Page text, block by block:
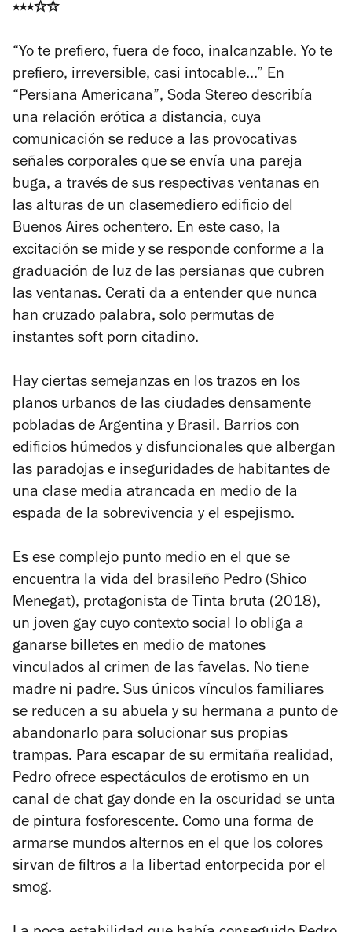
⭑⭑⭑✩✩
“Yo te prefiero, fuera de foco, inalcanzable. Yo te
prefiero, irreversible, casi intocable...” En
“Persiana Americana”, Soda Stereo describía
una relación erótica a distancia, cuya
comunicación se reduce a las provocativas
señales corporales que se envía una pareja
buga, a través de sus respectivas ventanas en
las alturas de un clasemediero edificio del
Buenos Aires ochentero. En este caso, la
excitación se mide y se responde conforme a la
graduación de luz de las persianas que cubren
las ventanas. Cerati da a entender que nunca
han cruzado palabra, solo permutas de
instantes soft porn citadino.
Hay ciertas semejanzas en los trazos en los
planos urbanos de las ciudades densamente
pobladas de Argentina y Brasil. Barrios con
edificios húmedos y disfuncionales que albergan
las paradojas e inseguridades de habitantes de
una clase media atrancada en medio de la
espada de la sobrevivencia y el espejismo.
Es ese complejo punto medio en el que se
encuentra la vida del brasileño Pedro (Shico
Menegat), protagonista de Tinta bruta (2018),
un joven gay cuyo contexto social lo obliga a
ganarse billetes en medio de matones
vinculados al crimen de las favelas. No tiene
madre ni padre. Sus únicos vínculos familiares
se reducen a su abuela y su hermana a punto de
abandonarlo para solucionar sus propias
trampas. Para escapar de su ermitaña realidad,
Pedro ofrece espectáculos de erotismo en un
canal de chat gay donde en la oscuridad se unta
de pintura fosforescente. Como una forma de
armarse mundos alternos en el que los colores
sirvan de filtros a la libertad entorpecida por el
smog.